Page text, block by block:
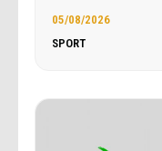
05/08/2026
SPORT